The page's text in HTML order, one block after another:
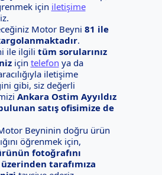
için iletişime
Motor Beyni 81 ile
.
ile ilgili tüm sorularınız
için telefon ya da
iletişime
gibi, siz değerli
Ankara Ostim Ayyıldız
satış ofisimize de
Motor Beyninin doğru ürün
öğrenmek için,
fotoğrafını
tarafımıza